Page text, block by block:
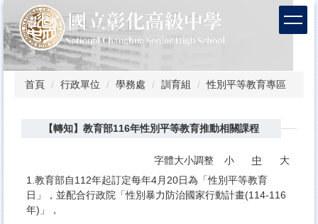
到
主
要
內
首頁 行政單位 學務處 訓育組 性別平等教育專區
【轉知】教育部116年性別平等教育推動相關課程
字體大小調整 小 中
大
1.教育部自112年起訂定每年4月20日為「性別平等教育
日」，並配合行政院「性別暴力防治國家行動計畫(114-116
年)」，